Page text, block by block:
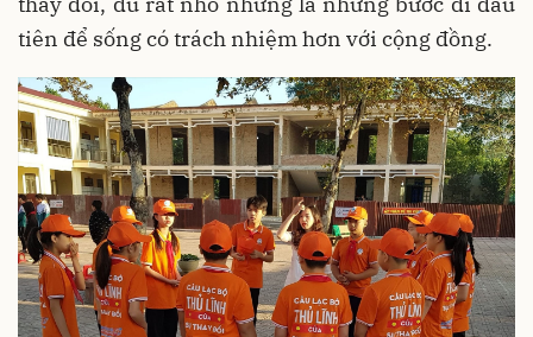
tiên để sống có trách nhiệm hơn với cộng đồng.